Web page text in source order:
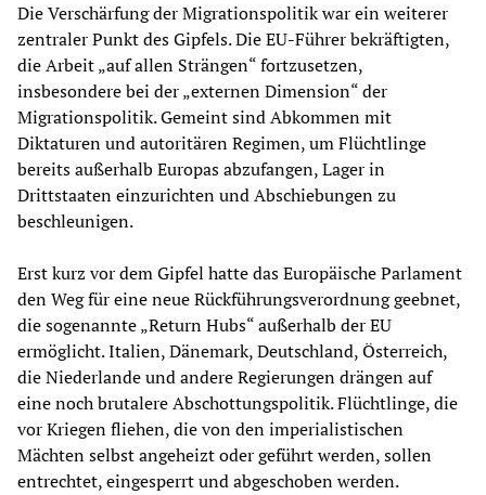
Die Verschärfung der Migrationspolitik war ein weiterer
zentraler Punkt des Gipfels. Die EU-Führer bekräftigten,
die Arbeit „auf allen Strängen“ fortzusetzen,
insbesondere bei der „externen Dimension“ der
Migrationspolitik. Gemeint sind Abkommen mit
Diktaturen und autoritären Regimen, um Flüchtlinge
bereits außerhalb Europas abzufangen, Lager in
Drittstaaten einzurichten und Abschiebungen zu
beschleunigen.
Erst kurz vor dem Gipfel hatte das Europäische Parlament
den Weg für eine neue Rückführungsverordnung geebnet,
die sogenannte „Return Hubs“ außerhalb der EU
ermöglicht. Italien, Dänemark, Deutschland, Österreich,
die Niederlande und andere Regierungen drängen auf
eine noch brutalere Abschottungspolitik. Flüchtlinge, die
vor Kriegen fliehen, die von den imperialistischen
Mächten selbst angeheizt oder geführt werden, sollen
entrechtet, eingesperrt und abgeschoben werden.